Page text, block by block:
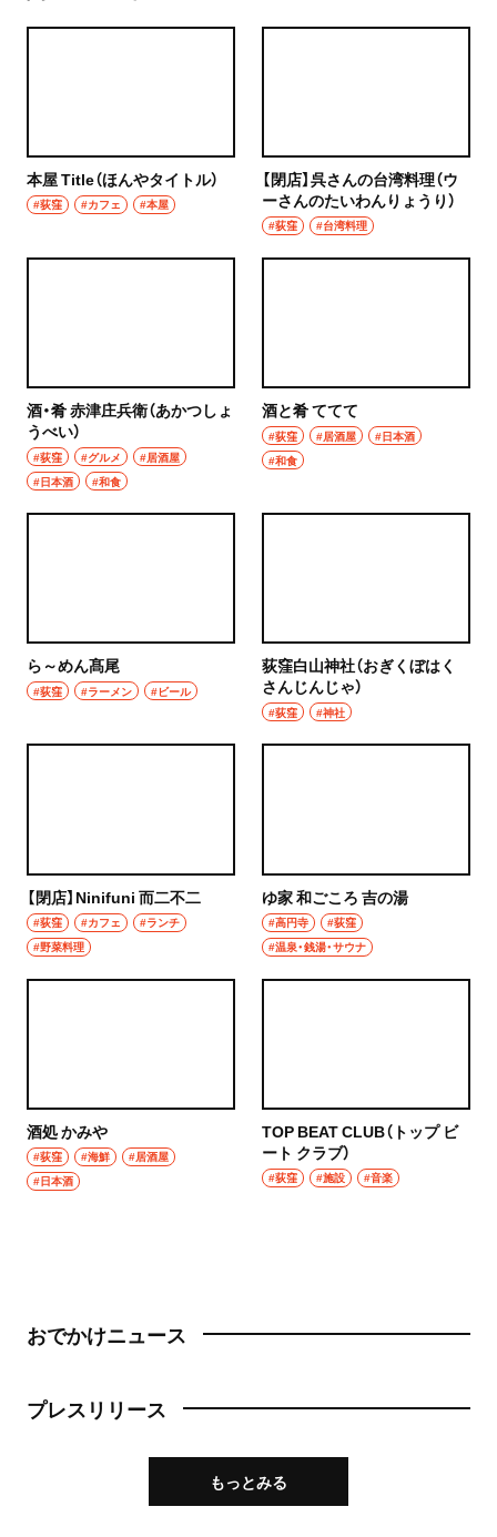
本屋 Title（ほんやタイトル）
#荻窪 #カフェ #本屋
【閉店】呉さんの台湾料理（ウ
ーさんのたいわんりょうり）
#荻窪 #台湾料理
酒・肴 赤津庄兵衛（あかつしょ
うべい）
#荻窪 #グルメ
#居酒屋
#日本酒
#和食
酒と肴 ててて
#荻窪 #居酒屋
#日本酒
#和食
ら～めん髙尾
#荻窪 #ラーメン #ビール
荻窪白山神社（おぎくぼはく
さんじんじゃ）
#荻窪 #神社
【閉店】Ninifuni 而二不二
#荻窪 #カフェ
#ランチ
#野菜料理
ゆ家 和ごころ 吉の湯
#高円寺
#荻窪
#温泉・銭湯・サウナ
酒処 かみや
#荻窪 #海鮮
#居酒屋
#日本酒
TOP BEAT CLUB（トップ ビ
ート クラブ）
#荻窪 #施設 #音楽
おでかけニュース
プレスリリース
もっとみる